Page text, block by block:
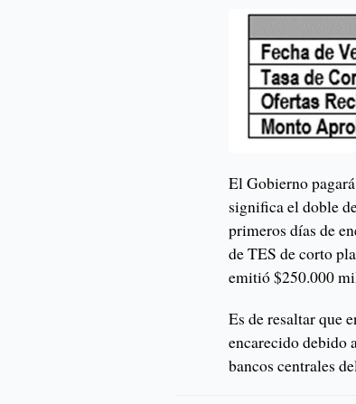
El Gobierno
significa el doble
primeros días de
de TES de corto
emitió $250.000
Es de resaltar que
encarecido debido
bancos centrales